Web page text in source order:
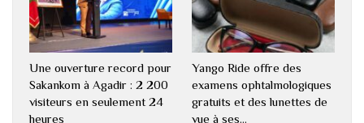
Une ouverture record pour
Sakankom à Agadir : 2 200
visiteurs en seulement 24
Yango Ride offre des
examens ophtalmologiques
gratuits et des lunettes de